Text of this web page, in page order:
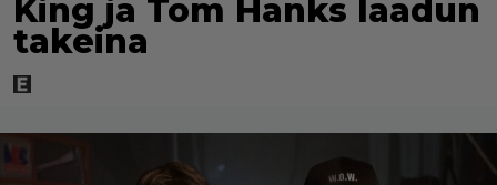
King ja Tom Hanks laadun
takeina